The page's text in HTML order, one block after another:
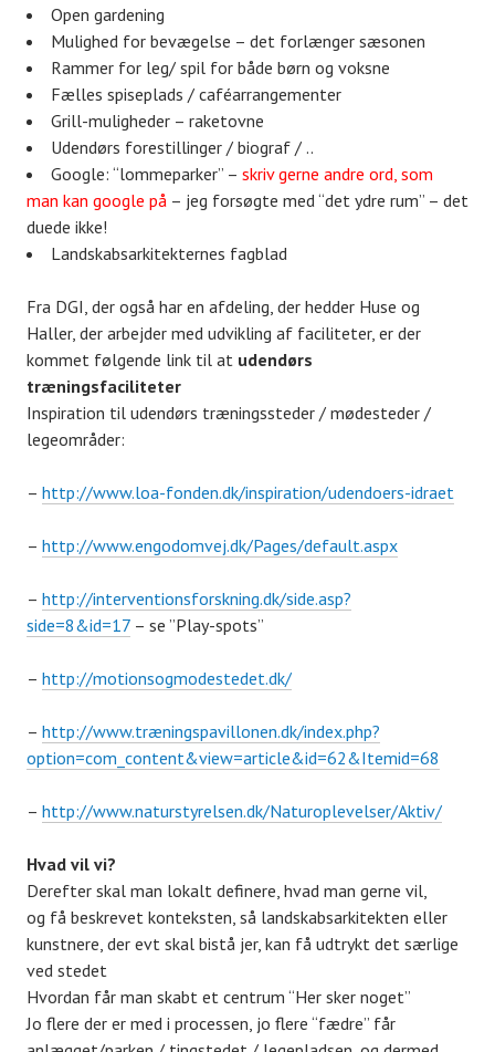
Open gardening
Mulighed for bevægelse – det forlænger sæsonen
Rammer for leg/ spil for både børn og voksne
Fælles spiseplads / caféarrangementer
Grill-muligheder – raketovne
Udendørs forestillinger / biograf / ..
Google: “lommeparker” – skriv gerne andre ord, som
man kan google på – jeg forsøgte med “det ydre rum” – det
duede ikke!
Landskabsarkitekternes fagblad
Fra DGI, der også har en afdeling, der hedder Huse og
Haller, der arbejder med udvikling af faciliteter, er der
kommet følgende link til at udendørs
træningsfaciliteter
Inspiration til udendørs træningssteder / mødesteder /
legeområder:
– http://www.loa-fonden.dk/inspiration/udendoers-idraet
– http://www.engodomvej.dk/Pages/default.aspx
– http://interventionsforskning.dk/side.asp?
side=8&id=17 – se ”Play-spots”
– http://motionsogmodestedet.dk/
– http://www.træningspavillonen.dk/index.php?
option=com_ content&view=article&id=62&Itemid=68
– http://www.naturstyrelsen.dk/Naturoplevelser/Aktiv/
Hvad vil vi?
Derefter skal man lokalt definere, hvad man gerne vil,
og få beskrevet konteksten, så landskabsarkitekten eller
kunstnere, der evt skal bistå jer, kan få udtrykt det særlige
ved stedet
Hvordan får man skabt et centrum “Her sker noget”
Jo flere der er med i processen, jo flere “fædre” får